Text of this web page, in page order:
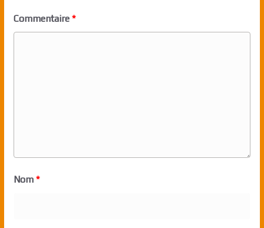
Commentaire *
Nom *